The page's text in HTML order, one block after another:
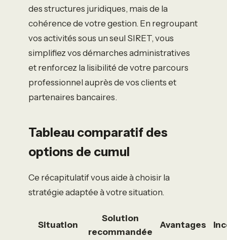
des structures juridiques, mais de la
cohérence de votre gestion. En regroupant
vos activités sous un seul SIRET, vous
simplifiez vos démarches administratives
et renforcez la lisibilité de votre parcours
professionnel auprès de vos clients et
partenaires bancaires.
Tableau comparatif des
options de cumul
Ce récapitulatif vous aide à choisir la
stratégie adaptée à votre situation.
Situation
Solution
recommandée
Avantages